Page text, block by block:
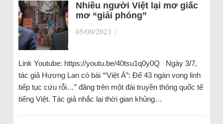
Nhiều người Việt lại mơ giấc
mơ “giải phóng”
05/09/2023 |
Link Youtube: https://youtu.be/40tsu1q0y0Q Ngày 3/7,
tác giả Hương Lan có bài ‘“Việt Á”: Để 43 ngàn vong linh
tiếp tục cứu rỗi…” đăng trên một đài truyền thông quốc tế
tiếng Việt. Tác giả nhắc lại thời gian khủng…